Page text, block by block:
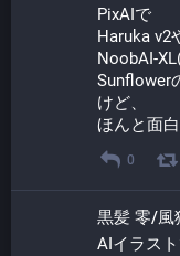
PixAIで
Haruka v2
NoobAI-
Sunflower
けど、
ほんと面白
0
黒髪 零/風
AIイラス